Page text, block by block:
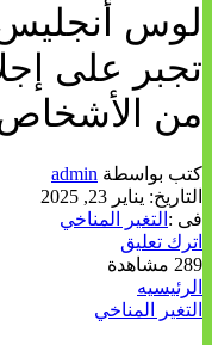
لوس
تجبر على
من
كتب بواسطة admin
التاريخ: يناير 23, 2025
فى : التغير المناخي
اترك تعليق
289 مشاهدة
الرئيسيه
التغير المناخي